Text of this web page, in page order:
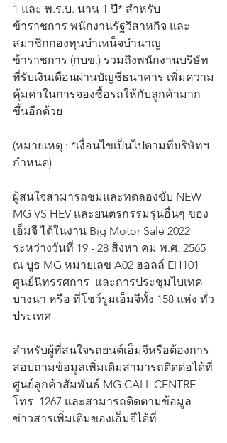
1 และ พ.ร.บ. นาน 1 ปี* สำหรับ
ข้าราชการ พนักงานรัฐวิสาหกิจ และ
สมาชิกกองทุนบำเหน็จบำนาญ
ข้าราชการ (กบข.) รวมถึงพนักงานบริษัท
ที่รับเงินเดือนผ่านบัญชีธนาคาร เพิ่มความ
คุ้มค่าในการจองซื้อรถให้กับลูกค้ามาก
ขึ้นอีกด้วย
(หมายเหตุ : *เงื่อนไขเป็นไปตามที่บริษัทฯ
กำหนด)
ผู้สนใจสามารถชมและทดลองขับ NEW
MG VS HEV และยนตรกรรมรุ่นอื่นๆ ของ
เอ็มจี ได้ในงาน Big Motor Sale 2022
ระหว่างวันที่ 19 - 28 สิงหา คม พ.ศ. 2565
ณ บูธ MG หมายเลข A02 ฮอลล์ EH101
ศูนย์นิทรรศการ  และการประชุมไบเทค
บางนา หรือ ที่โชว์รูมเอ็มจีทั้ง 158 แห่ง ทั่ว
ประเทศ
สำหรับผู้ที่สนใจรถยนต์เอ็มจีหรือต้องการ
สอบถามข้อมูลเพิ่มเติมสามารถติดต่อได้ที่
ศูนย์ลูกค้าสัมพันธ์ MG CALL CENTRE
โทร. 1267 และสามารถติดตามข้อมูล
ข่าวสารเพิ่มเติมของเอ็มจีได้ที่